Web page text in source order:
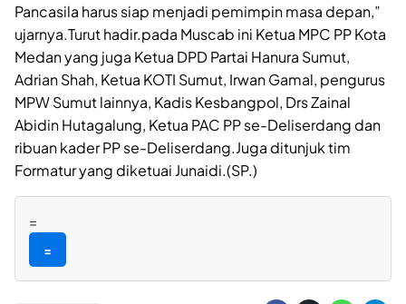
Pancasila harus siap menjadi pemimpin masa depan,”
ujarnya.Turut hadir.pada Muscab ini Ketua MPC PP Kota
Medan yang juga Ketua DPD Partai Hanura Sumut,
Adrian Shah, Ketua KOTI Sumut, Irwan Gamal, pengurus
MPW Sumut lainnya, Kadis Kesbangpol, Drs Zainal
Abidin Hutagalung, Ketua PAC PP se-Deliserdang dan
ribuan kader PP se-Deliserdang.Juga ditunjuk tim
Formatur yang diketuai Junaidi.(SP.)
=
=